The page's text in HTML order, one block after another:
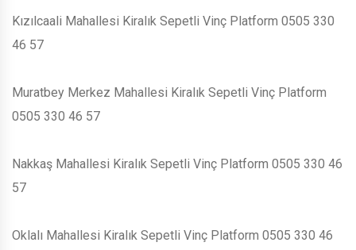
Kızılcaali Mahallesi Kiralık Sepetli Vinç Platform 0505 330
46 57
Muratbey Merkez Mahallesi Kiralık Sepetli Vinç Platform
0505 330 46 57
Nakkaş Mahallesi Kiralık Sepetli Vinç Platform 0505 330 46
57
Oklalı Mahallesi Kiralık Sepetli Vinç Platform 0505 330 46